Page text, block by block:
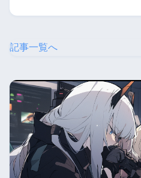
記事一覧へ